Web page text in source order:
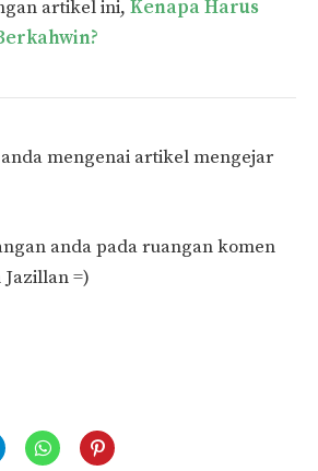
artikel ini, Kenapa Harus
mengenai artikel mengejar
anda pada ruangan komen
=)